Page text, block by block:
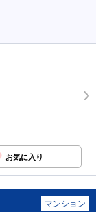
お気に入り
マンション